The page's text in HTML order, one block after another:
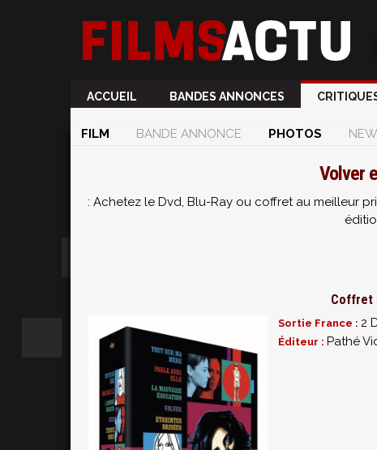
ACCUEIL BANDES ANNONCES
FILM BANDE ANNONCE PHOTOS
Volver
: Achetez le Dvd, Blu-Ray ou coffret au meilleur
Coffret
Sortie France : 2
Éditeur : Pathé